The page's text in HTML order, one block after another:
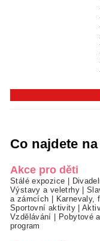
Co najdete
Akce pro děti
Stálé expozice |
Výstavy a veletrhy|
a zámcích | Karnevaly,
Sportovní aktivity|
Vzdělávání | Pobytové
program